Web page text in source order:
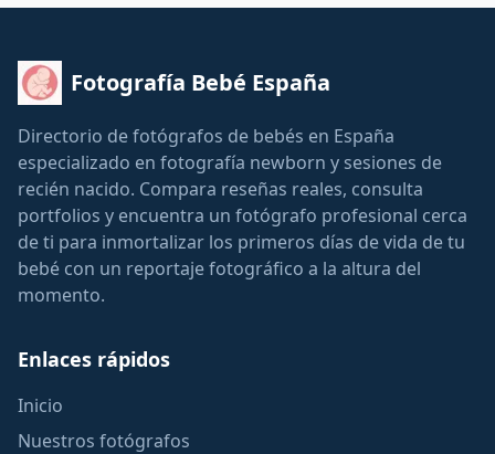
Fotografía Bebé España
Directorio de fotógrafos de bebés en España
especializado en fotografía newborn y sesiones de
recién nacido. Compara reseñas reales, consulta
portfolios y encuentra un fotógrafo profesional cerca
de ti para inmortalizar los primeros días de vida de tu
bebé con un reportaje fotográfico a la altura del
momento.
Enlaces rápidos
Inicio
Nuestros fotógrafos